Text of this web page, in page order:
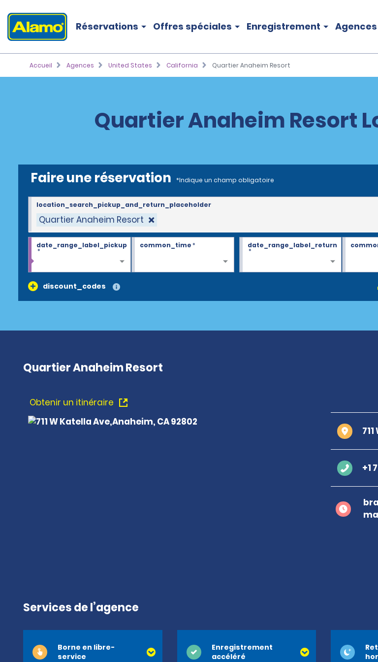
Réservations Offres spéciales Enregistrement Agences
Accueil Agences United States California Quartier Anaheim Resort
Quartier Anaheim Resort
Faire une réservation *Indique un champ obligatoire
Quartier Anaheim Resort
location_search_pickup_and_return_placeholder
date_range_label_pickup
*
common_time* date_range_label_return
*
discount_codes
Quartier Anaheim Resort
Obtenir un itinéraire
+1
Services de l’agence
Borne en libre-
service
Enregistrement
accéléré